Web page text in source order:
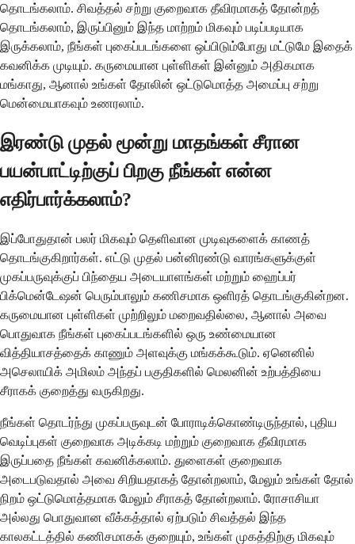
தொடங்கலாம். சிவத்தல் சற்று குறைவாக தீவிரமாகத் தோன்றத்
தொடங்கலாம், இருப்பினும் இந்த மாற்றம் மிகவும் படிப்படியாக
இருக்கலாம், நீங்கள் புகைப்படங்களை ஒப்பிடும்போது மட்டுமே இதைக்
கவனிக்க முடியும். கருமையான புள்ளிகள் இன்னும் அதிகமாக
மங்காது, ஆனால் உங்கள் தோலின் ஒட்டுமொத்த அமைப்பு சற்று
மென்மையாகவும் உணரலாம்.
இரண்டு முதல் மூன்று மாதங்கள் சீரான
பயன்பாட்டிற்குப் பிறகு நீங்கள் என்ன
எதிர்பார்க்கலாம்?
இப்போதுதான் பலர் மிகவும் தெளிவான முடிவுகளைக் காணத்
தொடங்குகிறார்கள். எட்டு முதல் பன்னிரண்டு வாரங்களுக்குள்
முகப்பருவுக்குப் பிந்தைய அடையாளங்கள் மற்றும் ஹைப்பர்
பிக்மென்டேஷன் பெரும்பாலும் கணிசமாக ஒளிரத் தொடங்குகின்றன.
கருமையான புள்ளிகள் முற்றிலும் மறைவதில்லை, ஆனால் அவை
பொதுவாக நீங்கள் புகைப்படங்களில் ஒரு உண்மையான
வித்தியாசத்தைக் காணும் அளவுக்கு மங்கக்கூடும். ஏனெனில்
அசெலாயிக் அமிலம் அந்தப் பகுதிகளில் மெலனின் உற்பத்தியை
சீராகக் குறைத்து வருகிறது.
நீங்கள் தொடர்ந்து முகப்பருவுடன் போராடிக்கொண்டிருந்தால், புதிய
வெடிப்புகள் குறைவாக அடிக்கடி மற்றும் குறைவாக தீவிரமாக
இருப்பதை நீங்கள் கவனிக்கலாம். துளைகள் குறைவாக
அடைபடுவதால் அவை சிறியதாகத் தோன்றலாம், மேலும் உங்கள் தோல்
நிறம் ஒட்டுமொத்தமாக மேலும் சீராகத் தோன்றலாம். ரோசாசியா
அல்லது பொதுவான வீக்கத்தால் ஏற்படும் சிவத்தல் இந்த
காலகட்டத்தில் கணிசமாகக் குறையும், உங்கள் முகத்திற்கு மிகவும்